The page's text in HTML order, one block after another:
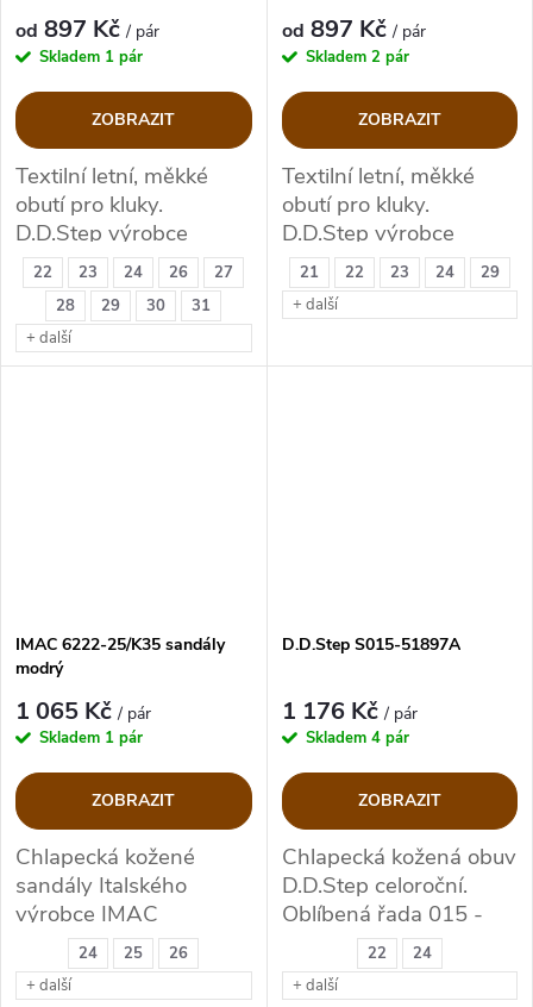
22 23 24 26
27
28
29 30
31
+ další
od 897 Kč/ pár
Skladem 1 pár
ZOBRAZIT
Textilní letní, měkké
obutí pro kluky.
D.D.Step výrobce
kvalitní zdravotní obuvi.
21 22 23 24
29
+ další
od 897 Kč/ pár
Skladem 2 pár
ZOBRAZIT
Textilní letní, měkké
obutí pro kluky.
D.D.Step výrobce
kvalitní zdravotní obuvi.
24 25
26
+ další
IMAC 6222-25/K35 sandály
modrý
1 065 Kč/ pár
Skladem 1 pár
ZOBRAZIT
Chlapecká kožené
sandály Italského
výrobce IMAC
22
24
+ další
D.D.Step S015-51897A
1 176 Kč/ pár
Skladem 4 pár
ZOBRAZIT
Chlapecká kožená obuv
D.D.Step celoroční.
Oblíbená řada 015 -